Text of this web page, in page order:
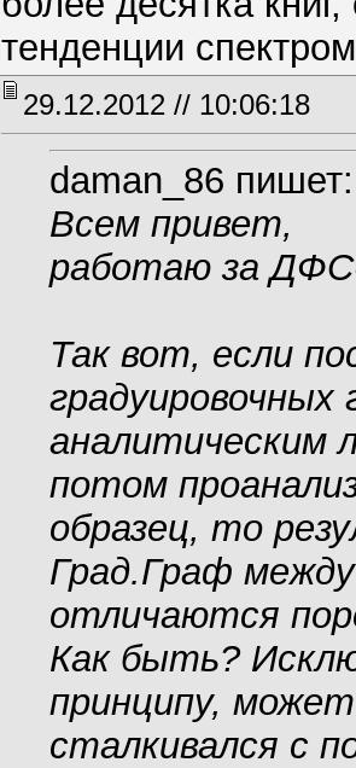
тенденции
29.12.2012 // 10:06:18
daman_86 пишет:
Всем привет,
работаю за
Так вот, если
аналитическим
потом
образец, то
Град.Граф
отличаются
Как быть?
принципу,
сталкивался с